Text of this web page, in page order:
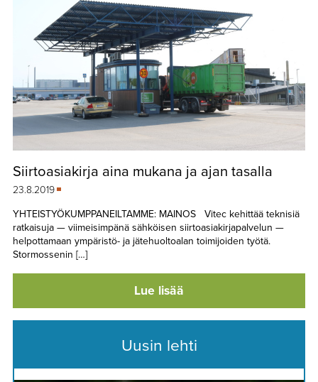
Siirtoasiakirja aina mukana ja ajan tasalla
23.8.2019
YHTEISTYÖKUMPPANEILTAMME: MAINOS Vitec kehittää teknisiä
ratkaisuja — viimeisimpänä sähköisen siirtoasiakirjapalvelun —
helpottamaan ympäristö- ja jätehuoltoalan toimijoiden työtä.
Stormossenin […]
Lue lisää
Uusin lehti